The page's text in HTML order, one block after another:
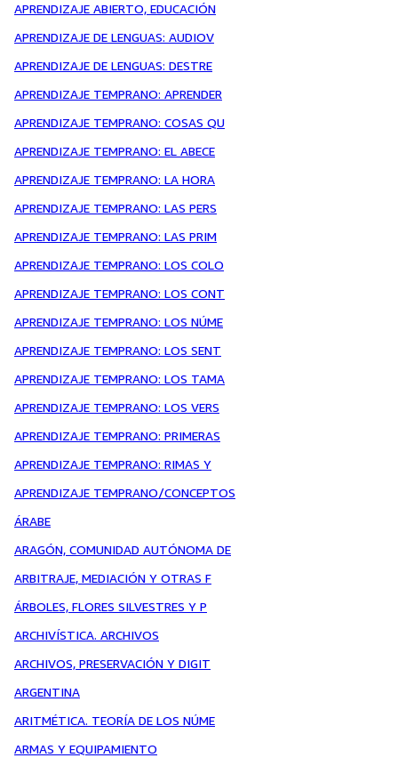
APRENDIZAJE ABIERTO, EDUCACIÓN
APRENDIZAJE DE LENGUAS: AUDIOV
APRENDIZAJE DE LENGUAS: DESTRE
APRENDIZAJE TEMPRANO: APRENDER
APRENDIZAJE TEMPRANO: COSAS QU
APRENDIZAJE TEMPRANO: EL ABECE
APRENDIZAJE TEMPRANO: LA HORA
APRENDIZAJE TEMPRANO: LAS PERS
APRENDIZAJE TEMPRANO: LAS PRIM
APRENDIZAJE TEMPRANO: LOS COLO
APRENDIZAJE TEMPRANO: LOS CONT
APRENDIZAJE TEMPRANO: LOS NÚME
APRENDIZAJE TEMPRANO: LOS SENT
APRENDIZAJE TEMPRANO: LOS TAMA
APRENDIZAJE TEMPRANO: LOS VERS
APRENDIZAJE TEMPRANO: PRIMERAS
APRENDIZAJE TEMPRANO: RIMAS Y
APRENDIZAJE TEMPRANO/CONCEPTOS
ÁRABE
ARAGÓN, COMUNIDAD AUTÓNOMA DE
ARBITRAJE, MEDIACIÓN Y OTRAS F
ÁRBOLES, FLORES SILVESTRES Y P
ARCHIVÍSTICA. ARCHIVOS
ARCHIVOS, PRESERVACIÓN Y DIGIT
ARGENTINA
ARITMÉTICA. TEORÍA DE LOS NÚME
ARMAS Y EQUIPAMIENTO